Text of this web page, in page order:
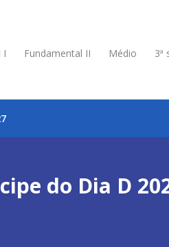
I Fundamental II Médio 3ª
do Dia D